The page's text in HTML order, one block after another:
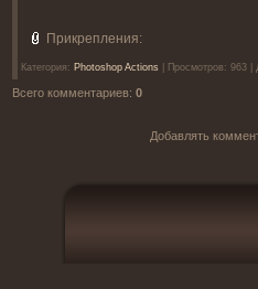
Прикрепления:
Категория : Photoshop Actions Просмотров: 963 |
Всего комментариев: 0
Добавлять